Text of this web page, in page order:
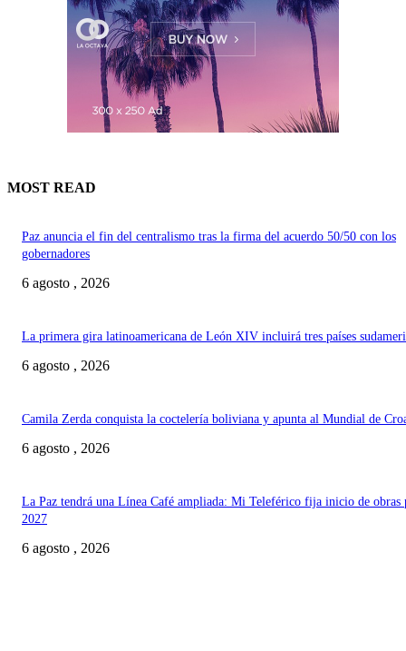
MOST READ
Paz anuncia el fin del centralismo tras la firma del acuerdo 50/50 con los
gobernadores
6 agosto , 2026
La primera gira latinoamericana de León XIV incluirá tres países
6 agosto , 2026
Camila Zerda conquista la coctelería boliviana y apunta al Mundial de
6 agosto , 2026
La Paz tendrá una Línea Café ampliada: Mi Teleférico fija inicio de obras
2027
6 agosto , 2026